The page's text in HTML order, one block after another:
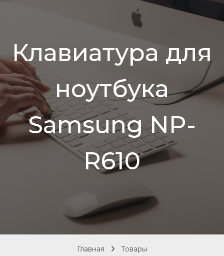
Клавиатура для
ноутбука
Samsung NP-
R610
Главная
Товары